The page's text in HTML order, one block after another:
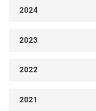
2024
2023
2022
2021